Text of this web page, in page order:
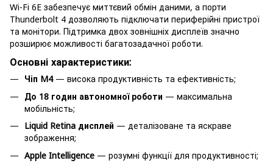
Wi-Fi 6E забезпечує миттєвий обмін даними, а порти
Thunderbolt 4 дозволяють підключати периферійні пристрої
та монітори. Підтримка двох зовнішніх дисплеїв значно
розширює можливості багатозадачної роботи.
Основні характеристики:
Чіп M4— висока продуктивність та ефективність;
До 18 годин автономної роботи — максимальна
мобільність;
Liquid Retina дисплей — деталізоване та яскраве
зображення;
Apple Intelligence — розумні функції для продуктивності;